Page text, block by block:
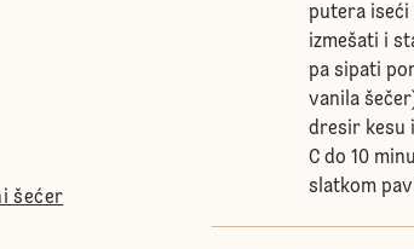
šećer
putera iseći
izmešati i
pa sipati
vanila
dresir kesu
C do 10
slatkom